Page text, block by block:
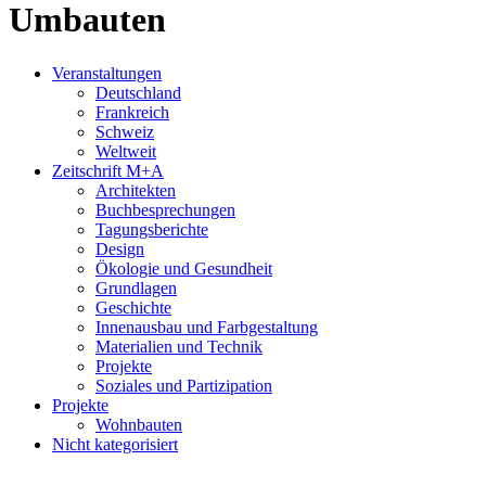
Umbauten
Veranstaltungen
Deutschland
Frankreich
Schweiz
Weltweit
Zeitschrift M+A
Architekten
Buchbesprechungen
Tagungsberichte
Design
Ökologie und Gesundheit
Grundlagen
Geschichte
Innenausbau und Farbgestaltung
Materialien und Technik
Projekte
Soziales und Partizipation
Projekte
Wohnbauten
Nicht kategorisiert